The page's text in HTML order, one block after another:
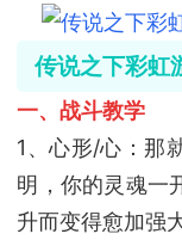
传说之下彩虹
一、战斗教学
1、心形/心：那
明，你的灵魂一
升而变得愈加强大